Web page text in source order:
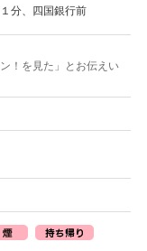
分、四国銀行前
！を見た」とお伝えい